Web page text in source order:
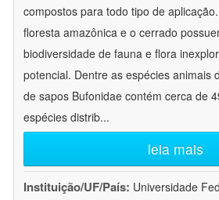
compostos para todo tipo de
floresta amazônica e o cerrado
biodiversidade de fauna e flora
potencial. Dentre as espécies animais
de sapos Bufonidae contém cerca de
espécies distrib...
leia mais
Instituição/UF/País: Universidade